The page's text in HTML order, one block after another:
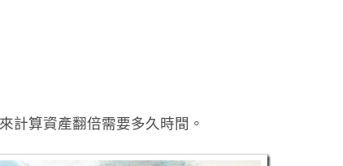
計算資產翻倍需要多久時間。